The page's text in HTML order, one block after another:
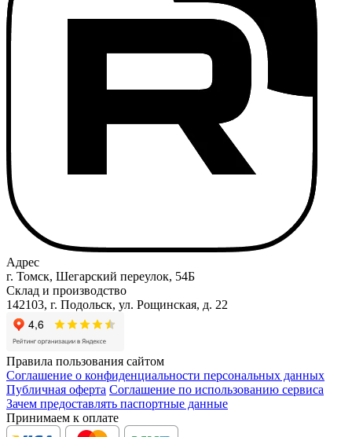
Адрес
г. Томск, Шегарский переулок, 54Б
Склад и производство
142103, г. Подольск, ул. Рощинская, д. 22
Правила пользования сайтом
Соглашение о конфиденциальности персональных данных
Публичная оферта Соглашение по использованию сервиса
Зачем предоставлять паспортные данные
Принимаем к оплате